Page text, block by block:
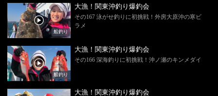
船釣り
大漁！関東沖釣り爆釣会
その167 泳がせ釣りに初挑戦！外房大原沖の寒ビ
ラメ
船釣り
大漁！関東沖釣り爆釣会
その166 深海釣りに初挑戦！沖ノ瀬のキンメダイ
大漁！関東沖釣り爆釣会